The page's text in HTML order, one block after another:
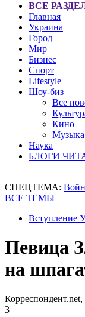
ВСЕ
Главная
Украина
Город
Мир
Бизнес
Спорт
Lifestyle
Шоу-биз
Все
Кино
Музыка
Наука
БЛОГИ
СПЕЦТЕМА:
ВСЕ ТЕМЫ
Вступление
Певица
на
3